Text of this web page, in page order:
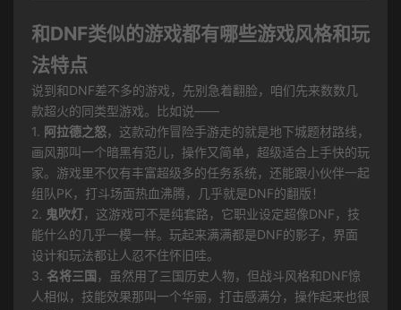
和DNF类似的游戏都有哪些游戏风格和玩
法特点
说到和DNF差不多的游戏，先别急着翻脸，咱们先来数数几
款超火的同类型游戏。比如说——
1.
阿拉德之怒，这款动作冒险手游走的就是地下城题材路线，
画风那叫一个暗黑有范儿，操作又简单，超级适合上手快的玩
家。游戏里不仅有丰富超级多的任务系统，还能跟小伙伴一起
组队PK，打斗场面热血沸腾，几乎就是DNF的翻版！
2. 鬼吹灯
，这游戏可不是纯套路，它职业设定超像DNF，技
能什么的几乎一模一样。玩起来满满都是DNF的影子，界面
设计和玩法都让人忍不住怀旧哇。
3. 名将三国 ，虽然用了三国历史人物，但战斗风格和DNF惊
人相似，技能效果那叫一个华丽，打击感满分，操作起来也很